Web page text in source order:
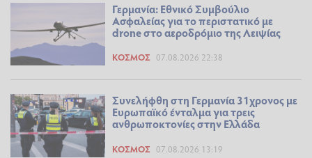
Γερμανία: Εθνικό Συμβούλιο
Ασφαλείας για το περιστατικό με
drone στο αεροδρόμιο της Λειψίας
ΚΌΣΜΟΣ 07.08.2026 22:38
Συνελήφθη στη Γερμανία 31χρονος με
Ευρωπαϊκό ένταλμα για τρεις
ανθρωποκτονίες στην Ελλάδα
ΚΌΣΜΟΣ 07.08.2026 13:19